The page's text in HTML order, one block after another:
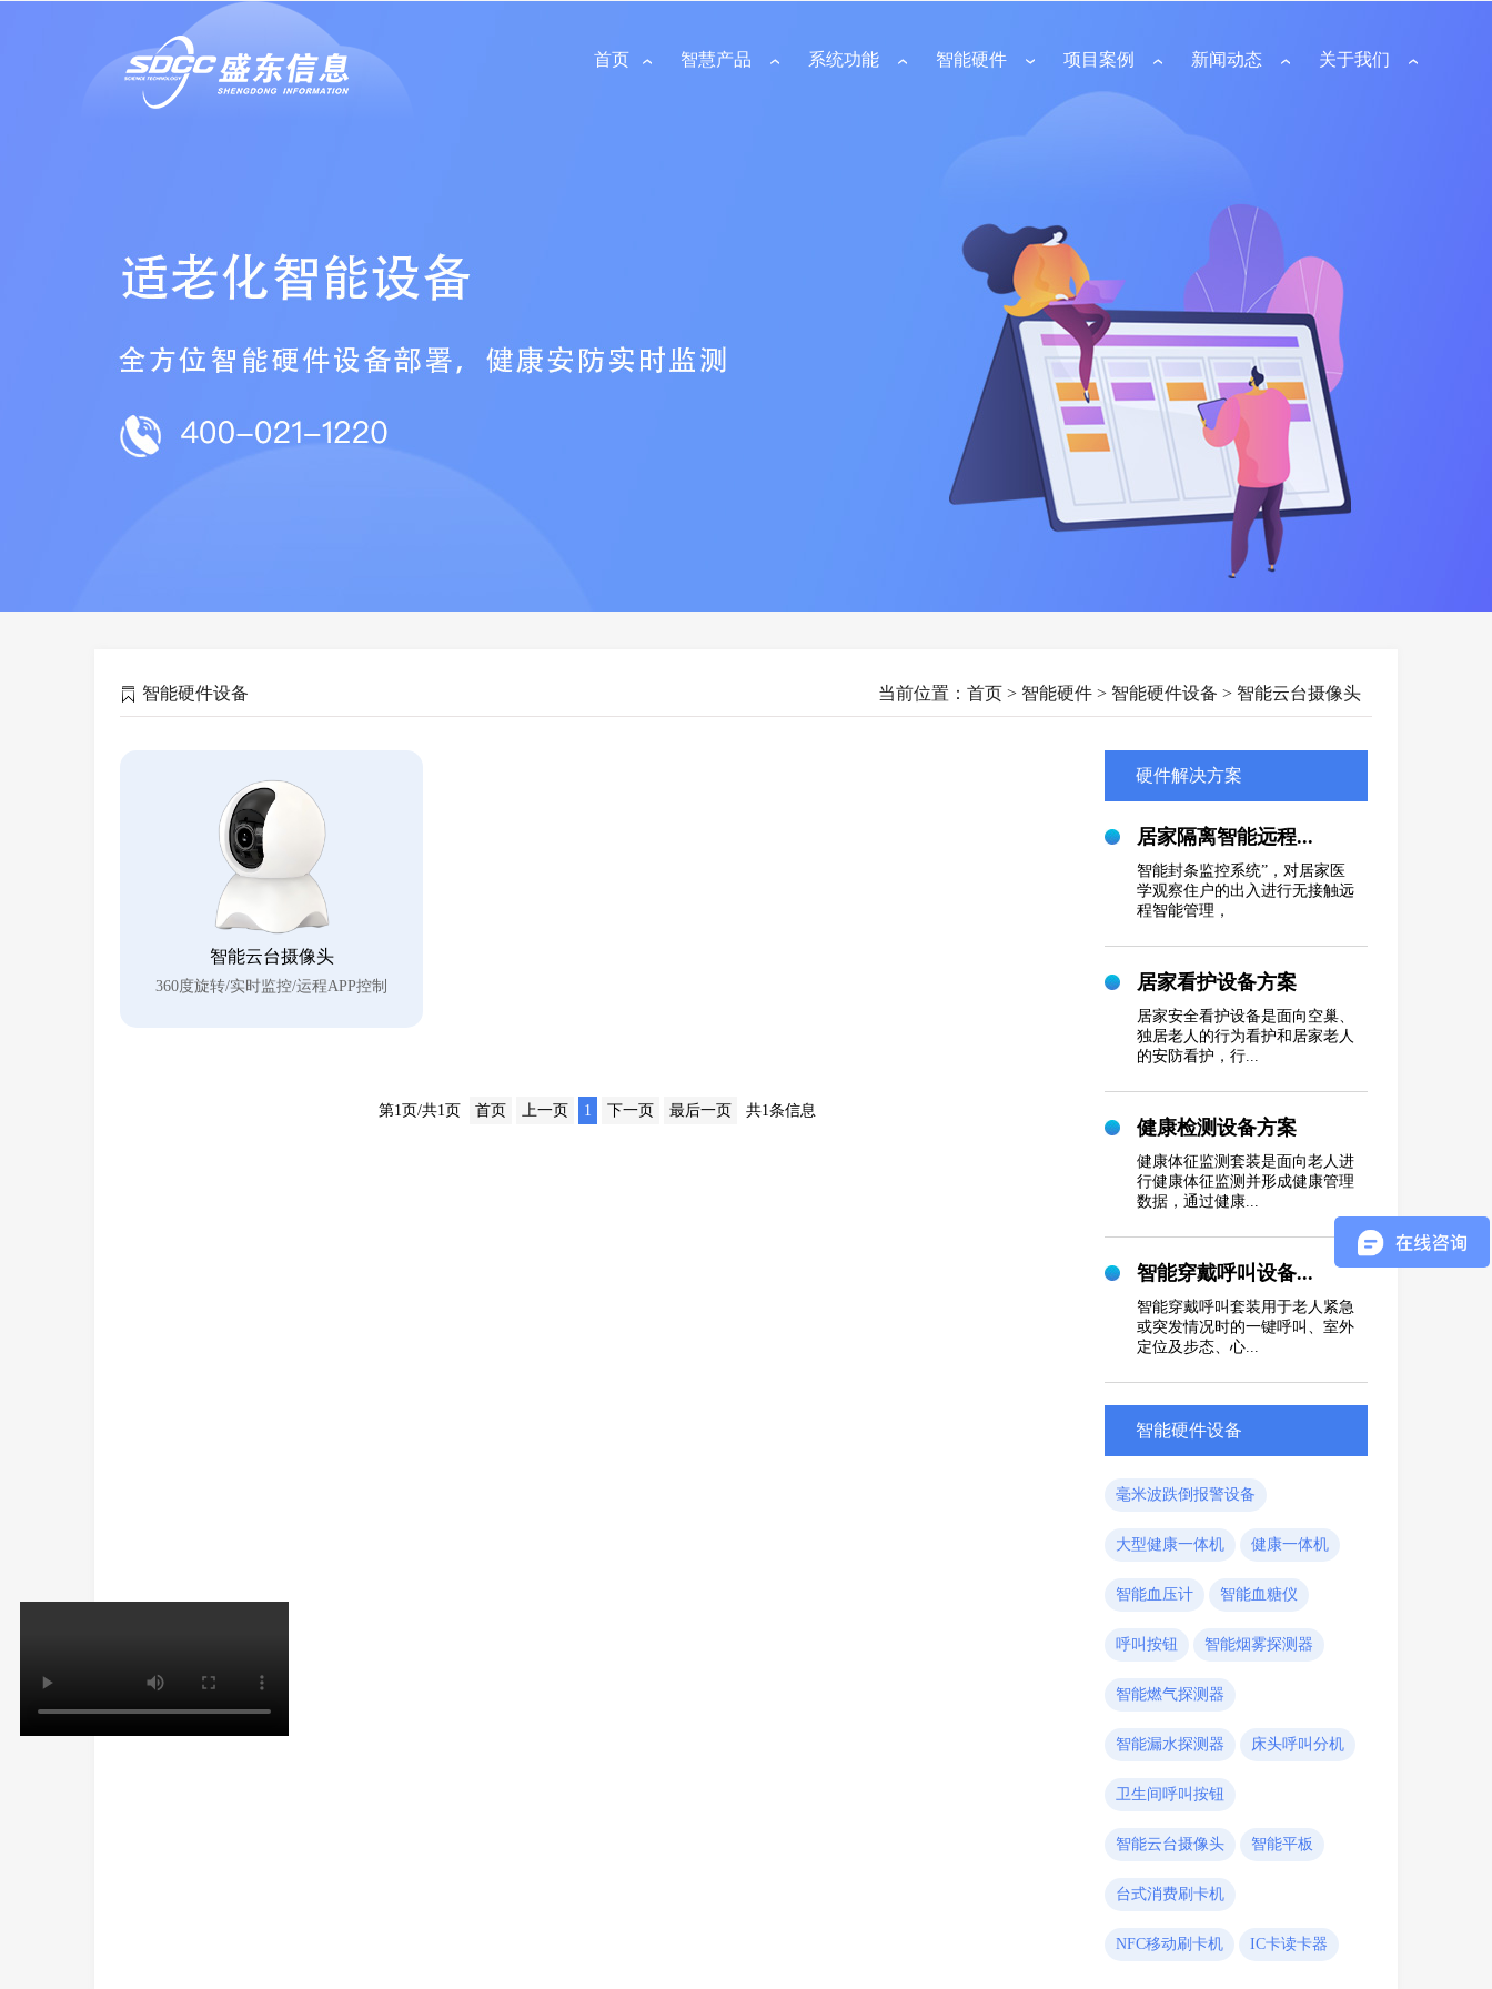
首页 智慧产品 系统功能 智能硬件 项目案例 新闻动态 关于我们
智能硬件设备 当前位置： 首页> 智能硬件 > 智能硬件设备 > 智能云台摄像头
智能云台摄像头
360度旋转/实时监控/运程APP控制
第1页/共1页 首页 上一页 1 下一页 最后一页 共1条信息
硬件解决方案
居家隔离智能远程...
智能封条监控系统”，对居家医
学观察住户的出入进行无接触远
程智能管理，
居家看护设备方案
居家安全看护设备是面向空巢、
独居老人的行为看护和居家老人
的安防看护，行...
健康检测设备方案
健康体征监测套装是面向老人进
行健康体征监测并形成健康管理
数据，通过健康...
智能穿戴呼叫设备...
智能穿戴呼叫套装用于老人紧急
或突发情况时的一键呼叫、室外
定位及步态、心...
智能硬件设备
毫米波跌倒报警设备
大型健康一体机 健康一体机
智能血压计 智能血糖仪
呼叫按钮 智能烟雾探测器
智能燃气探测器
智能漏水探测器 床头呼叫分机
卫生间呼叫按钮
智能云台摄像头 智能平板
台式消费刷卡机
NFC移动刷卡机 IC卡读卡器